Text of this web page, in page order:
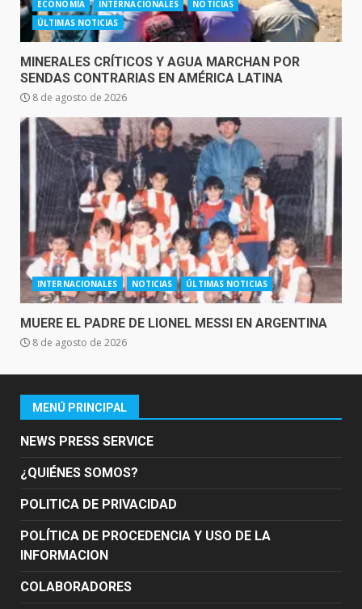
ECONOMÍA INTERNACIONALES
NOTICIAS
ÚLTIMAS NOTICIAS
MINERALES CRÍTICOS Y AGUA MARCHAN POR
SENDAS CONTRARIAS EN AMÉRICA LATINA
8 de agosto de 2026
INTERNACIONALES NOTICIAS ÚLTIMAS NOTICIAS
MUERE EL PADRE DE LIONEL MESSI EN ARGENTINA
8 de agosto de 2026
MENÚ PRINCIPAL
NEWS PRESS SERVICE
¿QUIÉNES SOMOS?
POLITICA DE PRIVACIDAD
POLÍTICA DE PROCEDENCIA Y USO DE LA
INFORMACION
COLABORADORES